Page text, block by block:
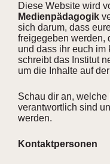
Mitglied werden
Login
Diese Website wird
Medienpädagogik
sich darum, dass
freigegeben werden,
und dass ihr euch
schreibt das Institut
um die Inhalte auf
Schau dir an,
verantwortlich sind
werden.
Kontaktpersonen